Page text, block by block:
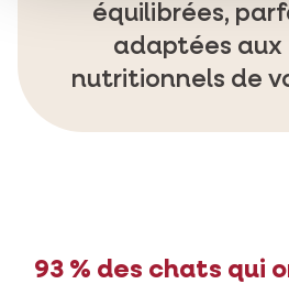
équilibrées,
adaptées aux
nutritionnels de
93 % des chats qui